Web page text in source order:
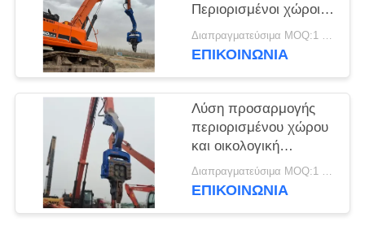
Περιορισμένοι χώροι
και υψηλής
συχνότητας δονήσεις
Διαπραγματεύσιμα MOQ:1 ΣΕΤ
ΕΠΙΚΟΙΝΩΝΙΑ
Λύση προσαρμογής
περιορισμένου χώρου
και οικολογική
λειτουργία χαμηλού
θορύβου – Οδηγός
Διαπραγματεύσιμα MOQ:1 σετ
ΕΠΙΚΟΙΝΩΝΙΑ